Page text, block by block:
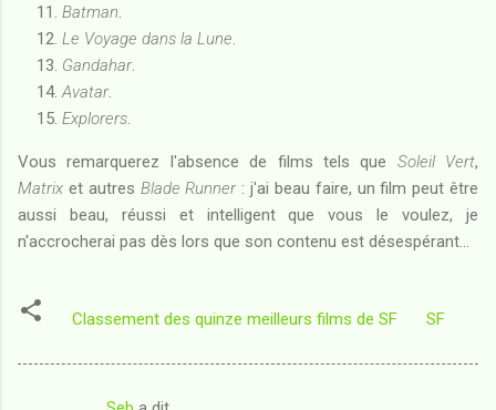
Batman
Le Voyage dans la Lune
Gandahar.
Avatar.
Explorers
Vous remarquerez l'absence de films tels que Soleil Vert,
Matrix et autres Blade Runner: j'ai beau faire, un film peut être
aussi beau, réussi et intelligent que vous le voulez, je
n'accrocherai pas dès lors que son contenu est désespérant...
Classement des quinze meilleurs films de SF SF